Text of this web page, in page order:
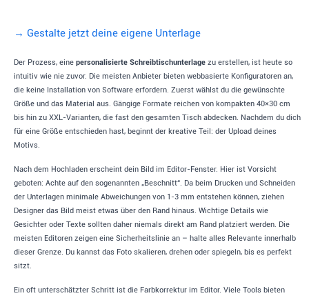
→ Gestalte jetzt deine eigene Unterlage
Der Prozess, eine personalisierte Schreibtischunterlage zu erstellen, ist heute so
intuitiv wie nie zuvor. Die meisten Anbieter bieten webbasierte Konfiguratoren an,
die keine Installation von Software erfordern. Zuerst wählst du die gewünschte
Größe und das Material aus. Gängige Formate reichen von kompakten 40×30 cm
bis hin zu XXL-Varianten, die fast den gesamten Tisch abdecken. Nachdem du dich
für eine Größe entschieden hast, beginnt der kreative Teil: der Upload deines
Motivs.
Nach dem Hochladen erscheint dein Bild im Editor-Fenster. Hier ist Vorsicht
geboten: Achte auf den sogenannten „Beschnitt“. Da beim Drucken und Schneiden
der Unterlagen minimale Abweichungen von 1-3 mm entstehen können, ziehen
Designer das Bild meist etwas über den Rand hinaus. Wichtige Details wie
Gesichter oder Texte sollten daher niemals direkt am Rand platziert werden. Die
meisten Editoren zeigen eine Sicherheitslinie an – halte alles Relevante innerhalb
dieser Grenze. Du kannst das Foto skalieren, drehen oder spiegeln, bis es perfekt
sitzt.
Ein oft unterschätzter Schritt ist die Farbkorrektur im Editor. Viele Tools bieten